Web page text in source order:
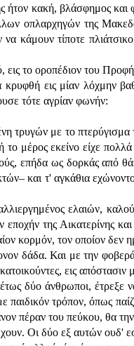
ήτον κακή, βλάσφημος
οπλαρχηγών της
κάμουν τίποτε
το οροπέδιον του
εις μίαν λόχμην
τότε αγρίαν φωνήν:
τρυγών με το
το μέρος εκείνο είχε
επήδα ως δορκάς από
και τ' αγκάθια
ελαιών,
της Αικατερίνης
κορμόν, τον οποίον
δάδα. Και με την
εις
δύο άνθρωποι,
παιδικόν τρόπον, όπως
πέραν του πεύκου, θα
Οι δύο εξ αυτών ουδ'